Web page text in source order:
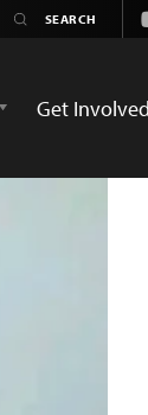
Get Involved